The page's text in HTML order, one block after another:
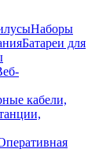
Наборы
Батареи для
кабели,